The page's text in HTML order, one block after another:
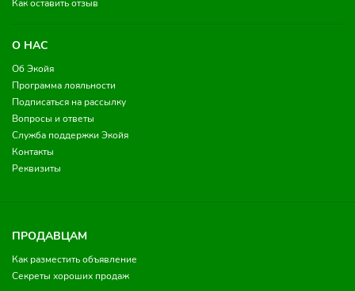
Как оставить отзыв
О НАС
Об Экойя
Программа лояльности
Подписаться на рассылку
Вопросы и ответы
Служба поддержки Экойя
Контакты
Реквизиты
ПРОДАВЦАМ
Как разместить объявление
Секреты хороших продаж